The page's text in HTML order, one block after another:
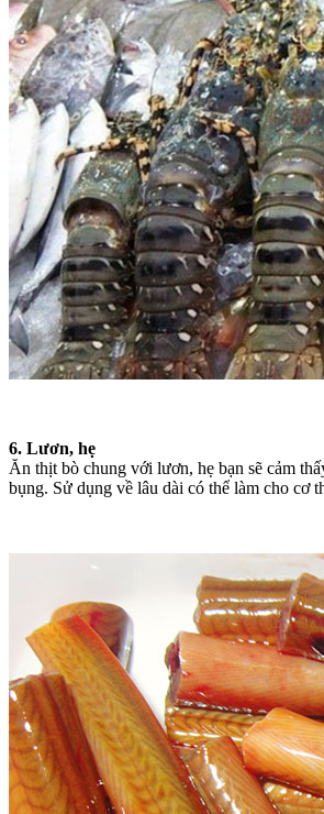
6. Lươn, hẹ
Ăn thịt bò chung với lươn, hẹ bạn sẽ cảm
bụng. Sử dụng về lâu dài có thể làm cho cơ